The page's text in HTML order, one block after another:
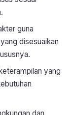
guna
disesuaikan
yang